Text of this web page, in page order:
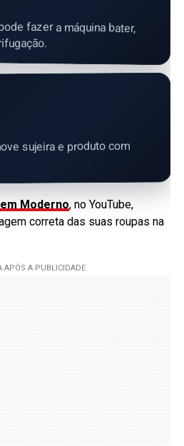
fazer a máquina bater,
sujeira e produto com
Moderno, no YouTube,
correta das suas roupas na